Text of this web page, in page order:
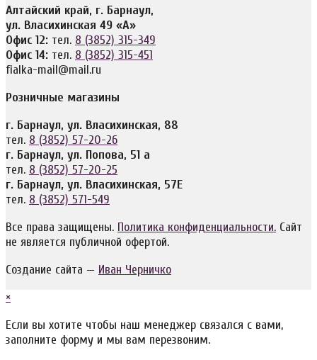
Алтайский край, г. Барнаул,
ул. Власихинская 49 «А»
Офис 12: тел. 8 (3852) 315-349
Офис 14: тел. 8 (3852) 315-451
fialka-mail@mail.ru
Розничные магазины
г. Барнаул, ул. Власихинская, 88
тел. 8 (3852) 57-20-26
г. Барнаул, ул. Попова, 51 а
тел. 8 (3852) 57-20-25
г. Барнаул, ул. Власихинская, 57Е
тел. 8 (3852) 571-549
Все права защищены. Политика конфиденциальности. Сайт
не является публичной офертой.
Создание сайта — Иван Черничко
×
Если вы хотите чтобы наш менеджер связался с вами,
заполните форму и мы вам перезвоним.